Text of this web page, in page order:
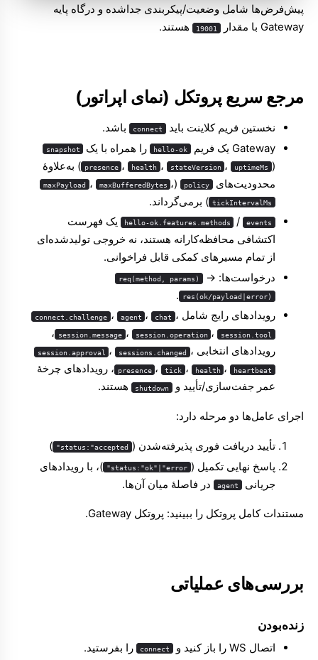
پیش‌فرض‌ها شامل وضعیت/پیکربندی جداشده و درگاه پایه
Gateway با مقدار
19001 هستند.
مرجع سریع پروتکل (نمای اپراتور)
نخستین فریم کلاینت باید connect باشد.
Gateway یک فریم
hello-ok را همراه با یک snapshot
(
presence ، health ، stateVersion ، uptimeMs
) به‌علاوهٔ
محدودیت‌های
policy
‏ (
maxPayload ، maxBufferedBytes ،
tickIntervalMs ) برمی‌گرداند.
hello-ok.features.methods / events
یک فهرست
اکتشافی محافظه‌کارانه هستند، نه خروجی تولیدشده‌ای
از تمام مسیرهای کمکی قابل فراخوانی.
درخواست‌ها:
req(method, params) →
res(ok/payload|error)
.
رویدادهای رایج شامل
connect.challenge ، agent ، chat ،
session.message ، session.operation ، session.tool
،
رویدادهای انتخابی
session.approval ، sessions.changed ،
presence ، tick ، health ، heartbeat
، رویدادهای چرخهٔ
عمر جفت‌سازی/تأیید و
shutdown هستند.
اجرای عامل‌ها دو مرحله دارد:
تأیید دریافت فوری پذیرفته‌شدن ( status:"accepted"
)
پاسخ نهایی تکمیل ( status:"ok"|"error"
)، با رویدادهای
جریانی
agent در فاصلهٔ میان آن‌ها.
مستندات کامل پروتکل را ببینید: پروتکل Gateway .
بررسی‌های عملیاتی
زنده‌بودن
اتصال WS را باز کنید و connect را بفرستید.